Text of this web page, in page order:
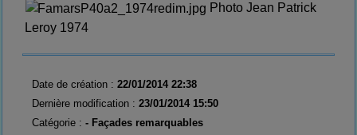
Photo Jean Patrick
Leroy 1974
Date de création :22/01/2014 22:38
Dernière modification :23/01/2014 15:50
Catégorie :- Façades remarquables